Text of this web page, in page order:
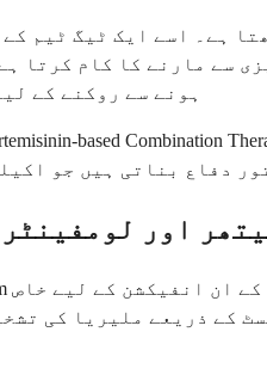
ہے۔ اسے ایک ٹیگ ٹیم
سے مارنے کا کام کرتا
ہونے سے روکنے کے
دفاع بناتی ہیں جو
اور
کے ذریعے ملیریا کی